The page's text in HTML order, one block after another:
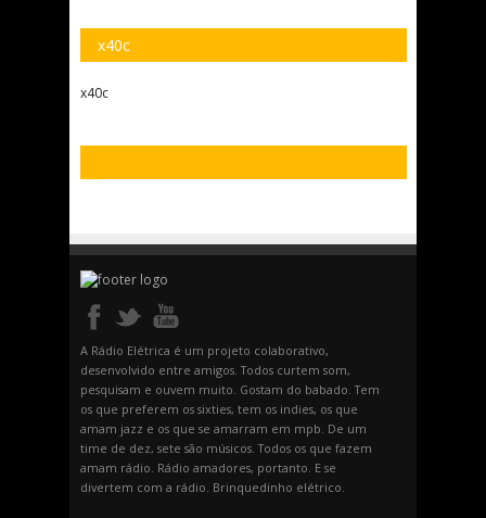
x40c
x40c
A Rádio Elétrica é um projeto colaborativo,
desenvolvido entre amigos. Todos curtem som,
pesquisam e ouvem muito. Gostam do babado. Tem
os que preferem os sixties, tem os indies, os que
amam jazz e os que se amarram em mpb. De um
time de dez, sete são músicos. Todos os que fazem
amam rádio. Rádio amadores, portanto. E se
divertem com a rádio. Brinquedinho elétrico.